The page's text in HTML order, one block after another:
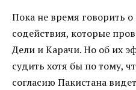
Пока не время говорить о
содействия, которые
Дели и Карачи. Но об их
судить хотя бы по тому,
согласию Пакистана